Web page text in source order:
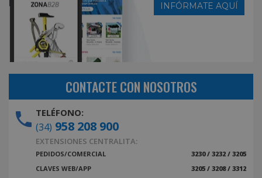
INFÓRMATE AQUÍ
CONTACTE CON NOSOTROS
TELÉFONO:
(34) 958 208 900
EXTENSIONES CENTRALITA:
PEDIDOS/COMERCIAL
3230 / 3232 / 3205
CLAVES WEB/APP
3205 / 3208 / 3312